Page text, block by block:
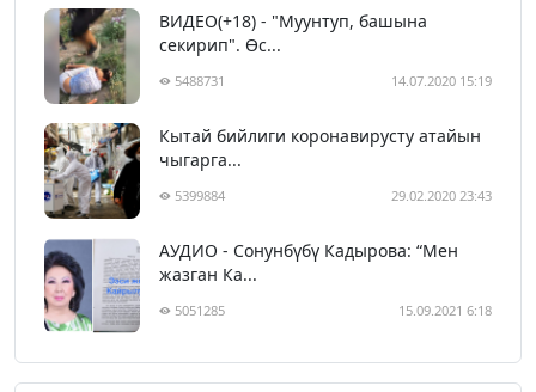
ВИДЕО(+18) - "Муунтуп, башына
секирип". Өс...
5488731 14.07.2020 15:19
Кытай бийлиги коронавирусту атайын
чыгарга...
5399884 29.02.2020 23:43
АУДИО - Сонунбүбү Кадырова: “Мен
жазган Ка...
5051285 15.09.2021 6:18